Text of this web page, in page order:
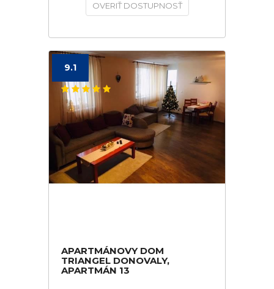
OVERIŤ DOSTUPNOSŤ
9.1
APARTMÁNOVY DOM
TRIANGEL DONOVALY,
APARTMÁN 13